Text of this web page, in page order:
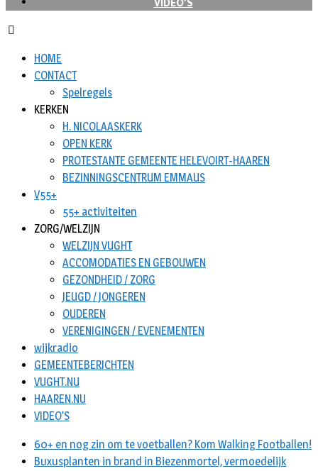
HOME
CONTACT
Spelregels
KERKEN
H. NICOLAASKERK
OPEN KERK
PROTESTANTE GEMEENTE HELEVOIRT-HAAREN
BEZINNINGSCENTRUM EMMAUS
V55+
55+ activiteiten
ZORG/WELZIJN
WELZIJN VUGHT
ACCOMODATIES EN GEBOUWEN
GEZONDHEID / ZORG
JEUGD / JONGEREN
OUDEREN
VERENIGINGEN / EVENEMENTEN
wijkradio
GEMEENTEBERICHTEN
VUGHT.NU
HAAREN.NU
VIDEO’S
60+ en nog zin om te voetballen? Kom Walking Footballen!
Buxusplanten in brand in Biezenmortel, vermoedelijk